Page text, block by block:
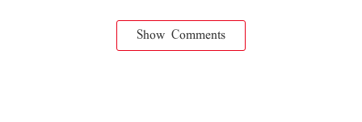
Show Comments